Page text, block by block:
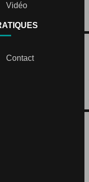
Vidéo
Contact